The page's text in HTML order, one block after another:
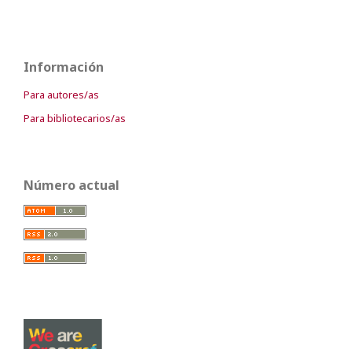
Información
Para autores/as
Para bibliotecarios/as
Número actual